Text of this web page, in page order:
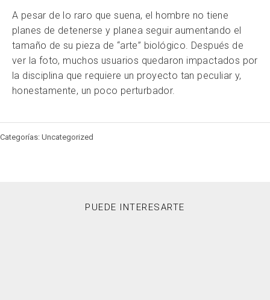
A pesar de lo raro que suena, el hombre no tiene
planes de detenerse y planea seguir aumentando el
tamaño de su pieza de “arte” biológico. Después de
ver la foto, muchos usuarios quedaron impactados por
la disciplina que requiere un proyecto tan peculiar y,
honestamente, un poco perturbador.
Categorías: Uncategorized
PUEDE INTERESARTE